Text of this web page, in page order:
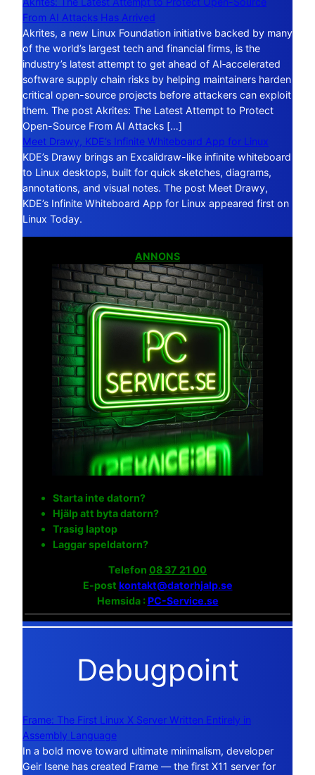
From AI Attacks Has Arrived
Akrites, a new Linux Foundation initiative backed by many
of the world’s largest tech and financial firms, is the
industry’s latest attempt to get ahead of AI‑accelerated
software supply chain risks by helping maintainers harden
critical open-source projects before attackers can exploit
them. The post Akrites: The Latest Attempt to Protect
Open-Source From AI Attacks […]
Meet Drawy, KDE’s Infinite Whiteboard App for Linux
KDE’s Drawy brings an Excalidraw-like infinite whiteboard
to Linux desktops, built for quick sketches, diagrams,
annotations, and visual notes. The post Meet Drawy,
KDE’s Infinite Whiteboard App for Linux appeared first on
Linux Today.
ANNONS
Starta inte datorn?
Hjälp att byta datorn?
Trasig laptop
Laggar speldatorn?
Telefon 08 37 21 00
E-post kontakt@datorhjalp.se
Hemsida :PC-Service.se
Debugpoint
Frame: The First Linux X Server Written Entirely in
Assembly Language
In a bold move toward ultimate minimalism, developer
Geir Isene has created Frame — the first X11 server for